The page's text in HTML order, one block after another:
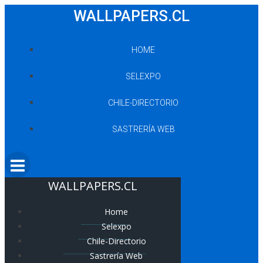
WALLPAPERS.CL
HOME
SELEXPO
CHILE-DIRECTORIO
SASTRERÍA WEB
WALLPAPERS.CL
Home
Selexpo
Chile-Directorio
Sastrería Web